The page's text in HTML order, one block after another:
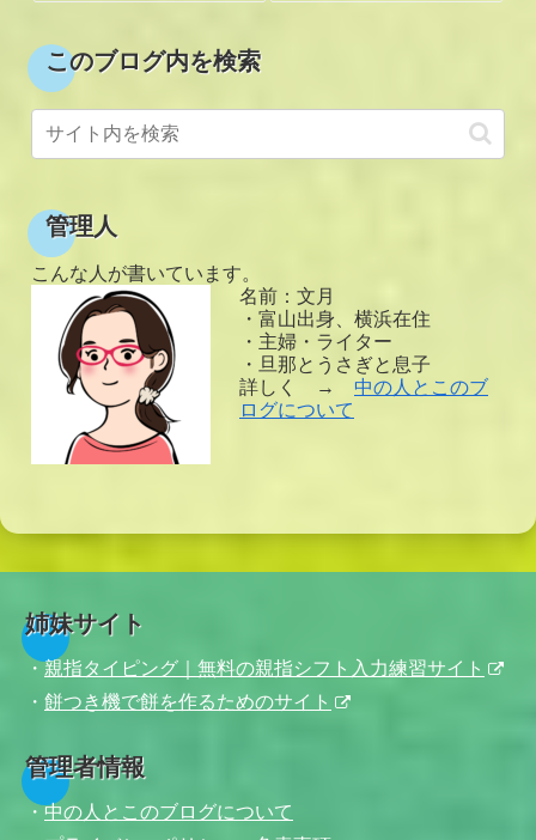
このブログ内を検索
管理人
こんな人が書いています。
名前：文月
・富山出身、横浜在住
・主婦・ライター
・旦那とうさぎと息子
詳しく → 中の人とこのブ
ログについて
姉妹サイト
・親指タイピング｜無料の親指シフト入力練習サイト
・ 餅つき機で餅を作るためのサイト
管理者情報
・中の人とこのブログについて